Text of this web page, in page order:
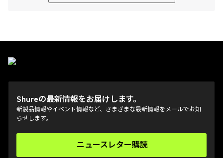
Shureの最新情報をお届けします。
新製品情報やイベント情報など、さまざまな最新情報をメールでお知
らせします。
ニュースレター購読
(Opens in a new tab)